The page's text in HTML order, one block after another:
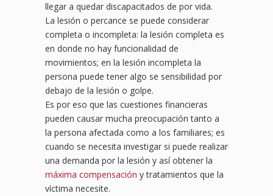
llegar a quedar discapacitados de por vida.
La lesión o percance se puede considerar
completa o incompleta: la lesión completa es
en donde no hay funcionalidad de
movimientos; en la lesión incompleta la
persona puede tener algo se sensibilidad por
debajo de la lesión o golpe.
Es por eso que las cuestiones financieras
pueden causar mucha preocupación tanto a
la persona afectada como a los familiares; es
cuando se necesita investigar si puede realizar
una demanda por la lesión y así obtener la
máxima compensación y tratamientos que la
víctima necesite.